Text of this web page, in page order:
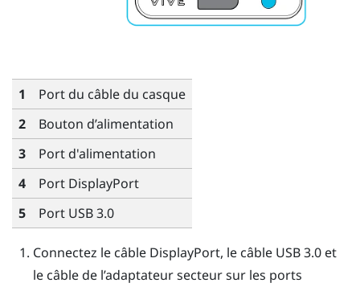
1
Port du câble du casque
2
Bouton d’alimentation
3
Port d'alimentation
4
Port DisplayPort
5
Port USB 3.0
Connectez le câble DisplayPort, le câble USB 3.0 et
le câble de l’adaptateur secteur sur les ports